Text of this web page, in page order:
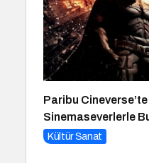
Paribu
Sinemaseverlerle
Kültür Sanat